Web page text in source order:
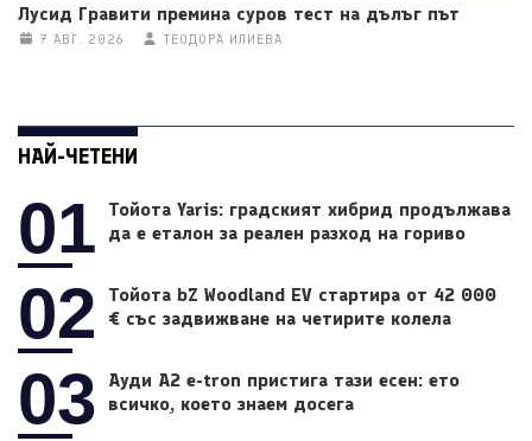
Лусид Гравити премина суров тест на дълъг път
7 АВГ. 2026 ТЕОДОРА ИЛИЕВА
НАЙ-ЧЕТЕНИ
01
Тойота Yaris: градският хибрид продължава
да е еталон за реален разход на гориво
02
Тойота bZ Woodland EV стартира от 42 000
€ със задвижване на четирите колела
03
Ауди A2 e-tron пристига тази есен: ето
всичко, което знаем досега